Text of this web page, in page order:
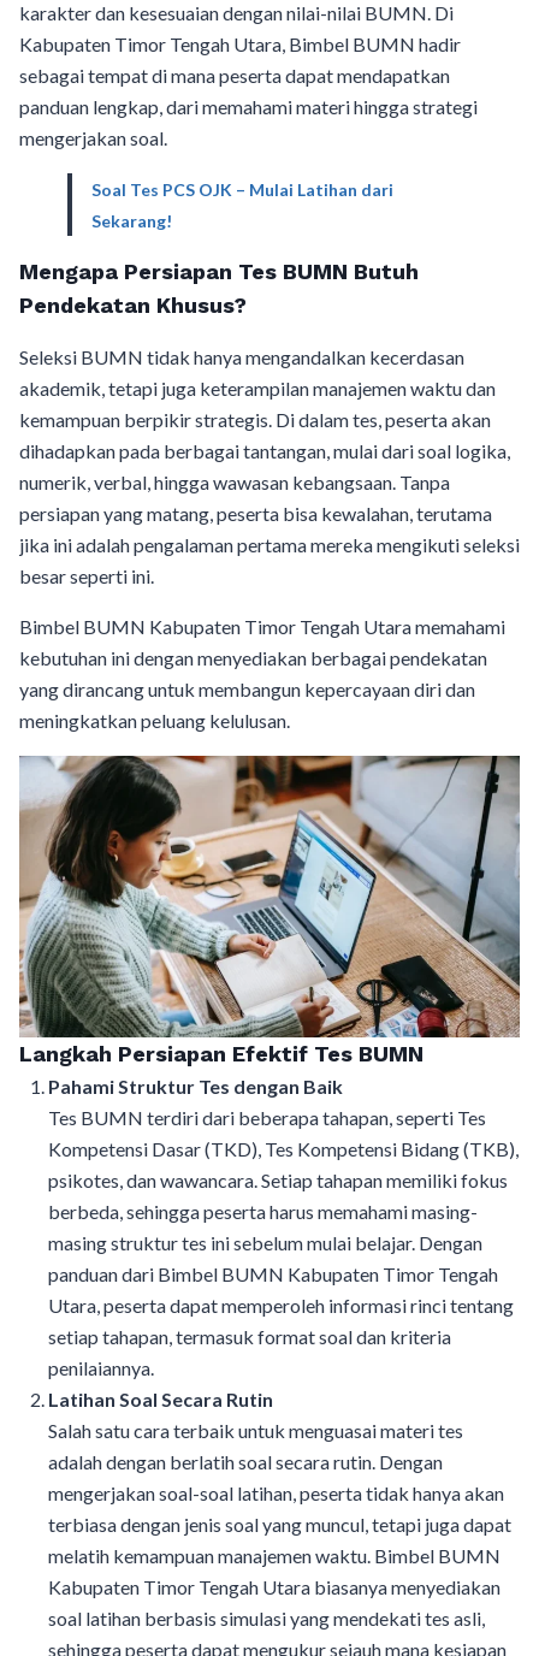
karakter dan kesesuaian dengan nilai-nilai BUMN. Di
Kabupaten Timor Tengah Utara, Bimbel BUMN hadir
sebagai tempat di mana peserta dapat mendapatkan
panduan lengkap, dari memahami materi hingga strategi
mengerjakan soal.
Soal Tes PCS OJK – Mulai Latihan dari
Sekarang!
Mengapa Persiapan Tes BUMN Butuh
Pendekatan Khusus?
Seleksi BUMN tidak hanya mengandalkan kecerdasan
akademik, tetapi juga keterampilan manajemen waktu dan
kemampuan berpikir strategis. Di dalam tes, peserta akan
dihadapkan pada berbagai tantangan, mulai dari soal logika,
numerik, verbal, hingga wawasan kebangsaan. Tanpa
persiapan yang matang, peserta bisa kewalahan, terutama
jika ini adalah pengalaman pertama mereka mengikuti seleksi
besar seperti ini.
Bimbel BUMN Kabupaten Timor Tengah Utara memahami
kebutuhan ini dengan menyediakan berbagai pendekatan
yang dirancang untuk membangun kepercayaan diri dan
meningkatkan peluang kelulusan.
Langkah Persiapan Efektif Tes BUMN
Pahami Struktur Tes dengan Baik
Tes BUMN terdiri dari beberapa tahapan, seperti Tes
Kompetensi Dasar (TKD), Tes Kompetensi Bidang (TKB),
psikotes, dan wawancara. Setiap tahapan memiliki fokus
berbeda, sehingga peserta harus memahami masing-
masing struktur tes ini sebelum mulai belajar. Dengan
panduan dari Bimbel BUMN Kabupaten Timor Tengah
Utara, peserta dapat memperoleh informasi rinci tentang
setiap tahapan, termasuk format soal dan kriteria
penilaiannya.
Latihan Soal Secara Rutin
Salah satu cara terbaik untuk menguasai materi tes
adalah dengan berlatih soal secara rutin. Dengan
mengerjakan soal-soal latihan, peserta tidak hanya akan
terbiasa dengan jenis soal yang muncul, tetapi juga dapat
melatih kemampuan manajemen waktu. Bimbel BUMN
Kabupaten Timor Tengah Utara biasanya menyediakan
soal latihan berbasis simulasi yang mendekati tes asli,
sehingga peserta dapat mengukur sejauh mana kesiapan